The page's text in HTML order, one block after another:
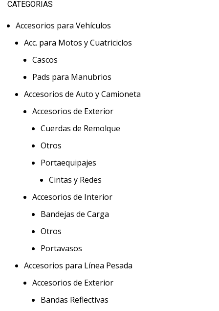
CATEGORIAS
Accesorios para Vehículos
Acc. para Motos y Cuatriciclos
Cascos
Pads para Manubrios
Accesorios de Auto y Camioneta
Accesorios de Exterior
Cuerdas de Remolque
Otros
Portaequipajes
Cintas y Redes
Accesorios de Interior
Bandejas de Carga
Otros
Portavasos
Accesorios para Línea Pesada
Accesorios de Exterior
Bandas Reflectivas